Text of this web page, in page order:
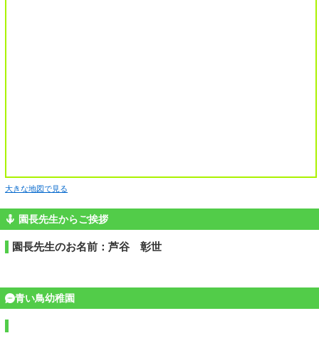
大きな地図で見る
園長先生からご挨拶
園長先生のお名前：芦谷 彰世
青い鳥幼稚園